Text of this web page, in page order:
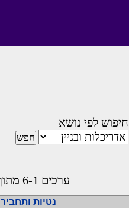
חיפוש לפי נושא
ערכים 6-1 מתוך 6
נטיות ותחביר